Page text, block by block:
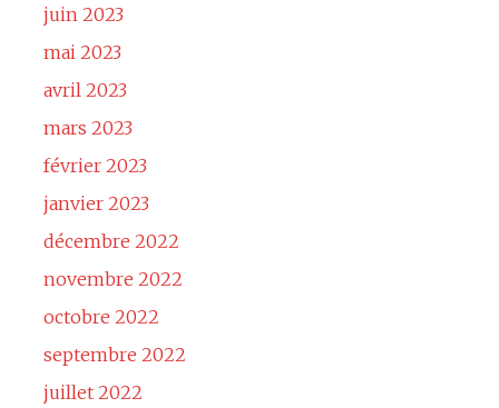
juin 2023
mai 2023
avril 2023
mars 2023
février 2023
janvier 2023
décembre 2022
novembre 2022
octobre 2022
septembre 2022
juillet 2022